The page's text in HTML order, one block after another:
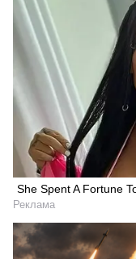
She Spent A Fortune
Реклама